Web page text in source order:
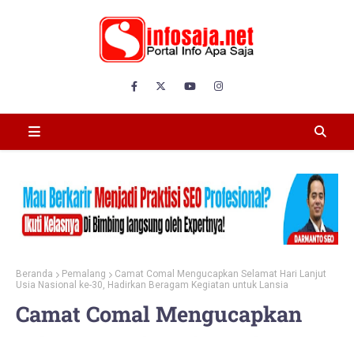
Beranda Pemalang
Camat Comal Mengucapkan Selamat Hari Lanjut
Usia Nasional ke-30, Hadirkan Beragam Kegiatan untuk Lansia
Camat Comal Mengucapkan